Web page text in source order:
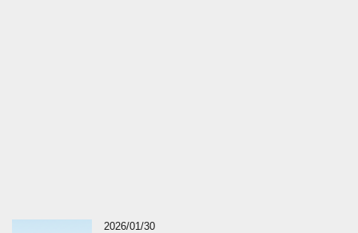
2026/01/30